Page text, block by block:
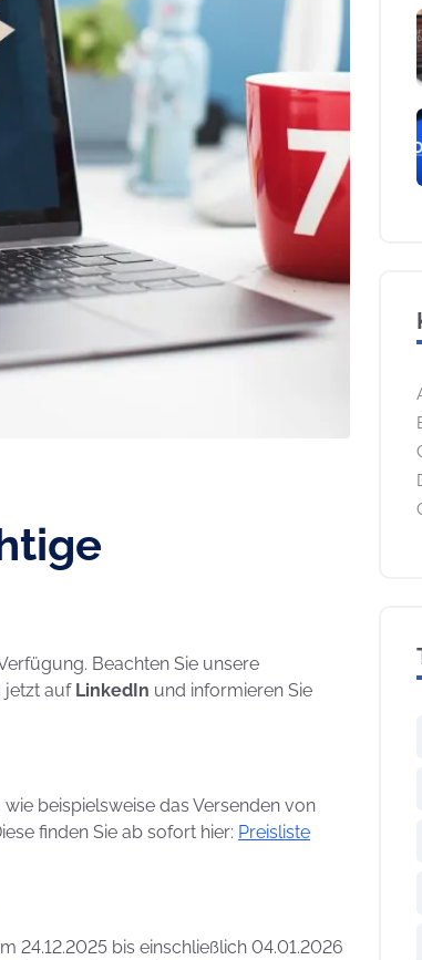
Beachten Sie unsere
jetzt auf LinkedIn und informieren Sie
beispielsweise das Versenden von
finden Sie ab sofort hier: Preisliste
24.12.2025 bis einschließlich 04.01.2026